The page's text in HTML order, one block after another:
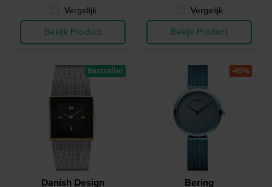
Vergelijk
Bekijk Product
Vergelijk
Bekijk Product
Danish Design
Bestseller
Bering
-45%